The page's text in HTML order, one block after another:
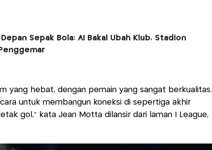
Depan Sepak Bola: AI Bakal Ubah Klub, Stadion
yang hebat, dengan pemain yang sangat berkualitas.
untuk membangun koneksi di sepertiga akhir
gol," kata Jean Motta dilansir dari laman I League,